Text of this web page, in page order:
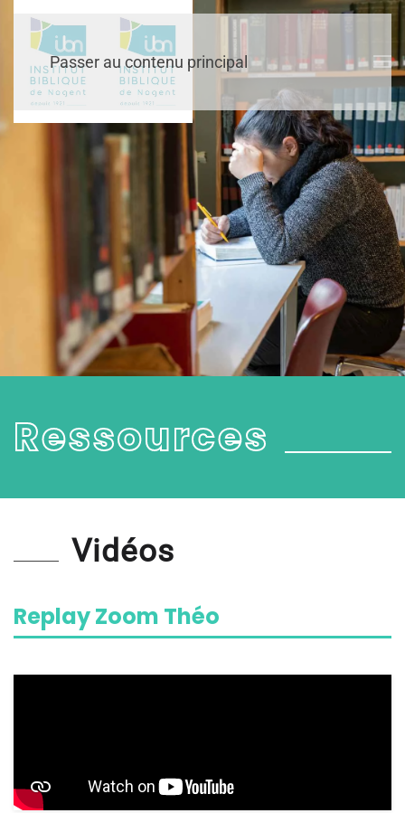
Passer au contenu principal
Ressources
Vidéos
Replay Zoom Théo